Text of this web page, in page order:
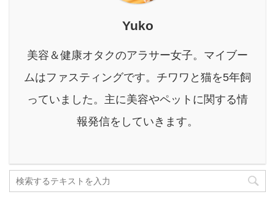
たは今、このようなお悩
が抱える悩みと言われて
おり、しつけ教室に通う
上、ネットで調べた方法
を試してもうまくいかな
Yuko
美容＆健康オタクのアラサー女子。マイブー
ムはファスティングです。チワワと猫を5年飼
っていました。主に美容やペットに関する情
報発信をしていきます。